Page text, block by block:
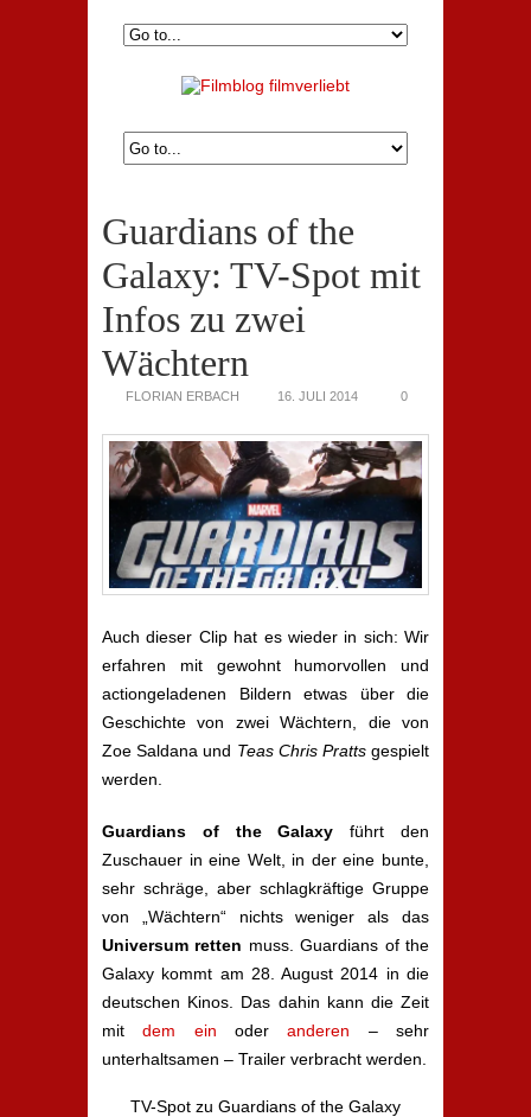
Guardians of the
Galaxy: TV-Spot mit
Infos zu zwei
Wächtern
FLORIAN ERBACH 16. JULI 2014 0
Auch dieser Clip hat es wieder in sich: Wir
erfahren mit gewohnt humorvollen und
actiongeladenen Bildern etwas über die
Geschichte von zwei Wächtern, die von
Zoe Saldana und Teas Chris Prattsgespielt
werden.
Guardians of the Galaxy führt den
Zuschauer in eine Welt, in der eine bunte,
sehr schräge, aber schlagkräftige Gruppe
von „Wächtern“ nichts weniger als das
Universum retten muss. Guardians of the
Galaxy kommt am 28. August 2014 in die
deutschen Kinos. Das dahin kann die Zeit
mitdem ein oderanderen – sehr
unterhaltsamen – Trailer verbracht werden.
TV-Spot zu Guardians of the Galaxy